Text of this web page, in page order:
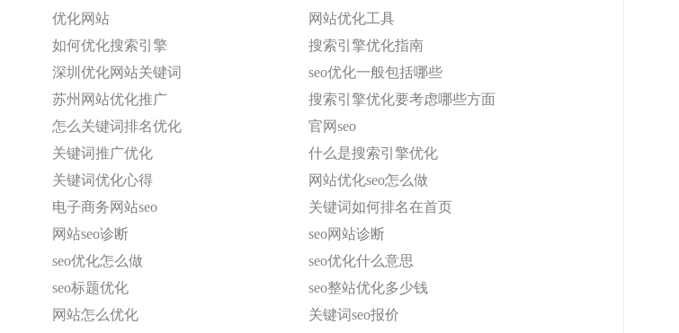
优化网站
网站优化工具
如何优化搜索引擎
搜索引擎优化指南
深圳优化网站关键词
seo优化一般包括哪些
苏州网站优化推广
搜索引擎优化要考虑哪些方面
怎么关键词排名优化
官网seo
关键词推广优化
什么是搜索引擎优化
关键词优化心得
网站优化seo怎么做
电子商务网站seo
关键词如何排名在首页
网站seo诊断
seo网站诊断
seo优化怎么做
seo优化什么意思
seo标题优化
seo整站优化多少钱
网站怎么优化
关键词seo报价